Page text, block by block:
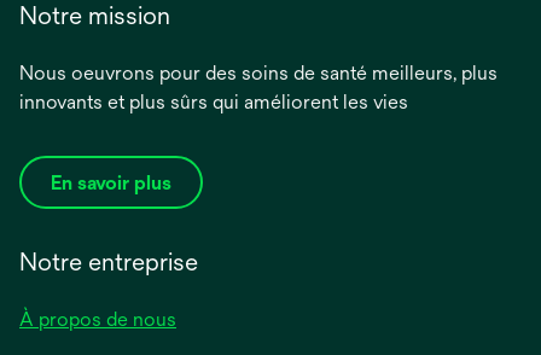
Notre mission
Nous oeuvrons pour des soins de santé meilleurs, plus
innovants et plus sûrs qui améliorent les vies
En savoir plus
Notre entreprise
À propos de nous